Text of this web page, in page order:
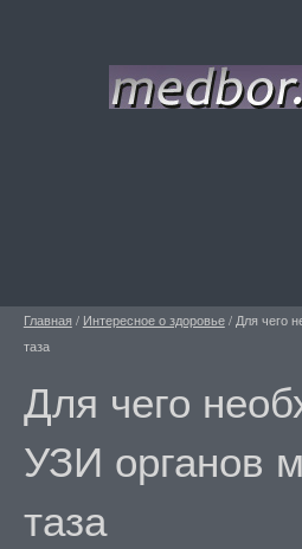
Главная / Интересное о здоровье/ Для чего
таза
Для чего
УЗИ органов
таза